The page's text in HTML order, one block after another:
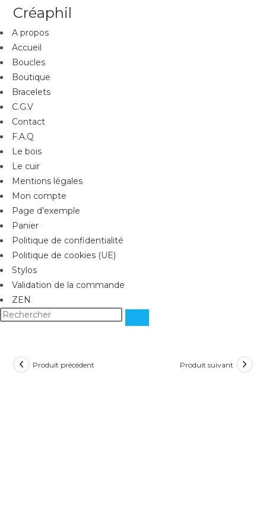
Créaphil
A propos
Accueil
Boucles
Boutique
Bracelets
C.G.V
Contact
F.A.Q
Le bois
Le cuir
Mentions légales
Mon compte
Page d’exemple
Panier
Politique de confidentialité
Politique de cookies (UE)
Stylos
Validation de la commande
ZEN
Produit précédent Produit suivant